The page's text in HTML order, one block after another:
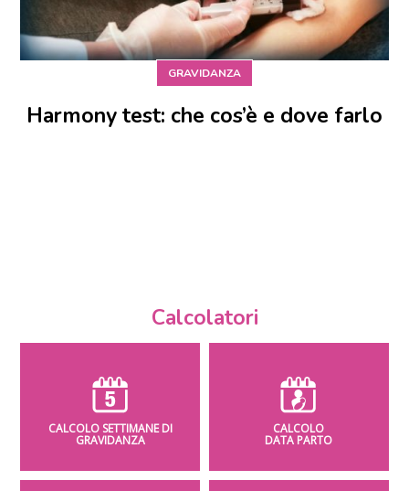
GRAVIDANZA
Harmony test: che cos’è e dove farlo
Calcolatori
CALCOLO SETTIMANE DI
GRAVIDANZA
CALCOLO
DATA PARTO